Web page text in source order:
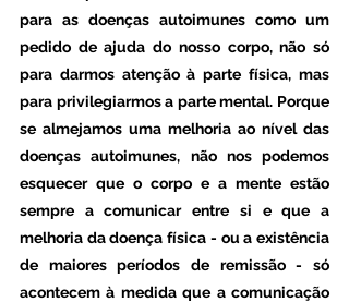
para as doenças autoimunes como um
pedido de ajuda do nosso corpo, não só
para darmos atenção à parte física, mas
para privilegiarmos a parte mental. Porque
se almejamos uma melhoria ao nível das
doenças autoimunes, não nos podemos
esquecer que o corpo e a mente estão
sempre a comunicar entre si e que a
melhoria da doença física - ou a existência
de maiores períodos de remissão - só
acontecem à medida que a comunicação